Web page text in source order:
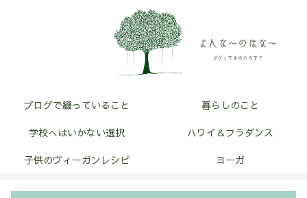
ブログで綴っていること
暮らしのこと
学校へはいかない選択
ハワイ＆フラダンス
子供のヴィーガンレシピ
ヨーガ